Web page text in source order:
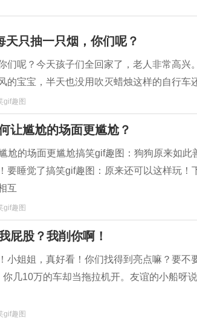
只抽一只烟，你们呢？
们呢？今天孩子们全回家了，老人非常高
的宝宝，半天也没用吹灭蜡烛这样的自行车
gif趣图
让尴尬的场面更尴尬？
尬的场面更尴尬搞笑gif趣图：狗狗原来如此
要睡觉了搞笑gif趣图：原来还可以这样玩
互
gif趣图
屁股？我削你啊！
小姐姐，真好看！你们找得到亮点嘛？要
几10万的车却当拖拉机开。友谊的小船呀
gif趣图